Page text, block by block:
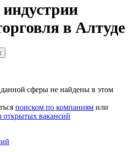
в Алтуде
сферы не найдены в этом
поиском по компаниям или
открытых вакансий